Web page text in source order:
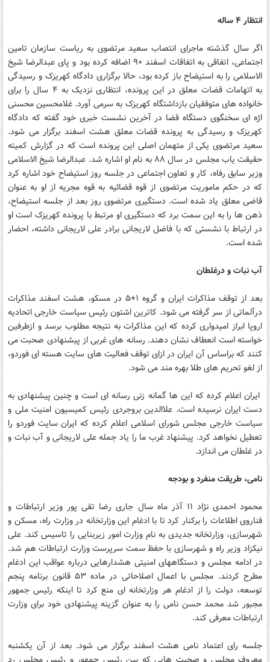
انتظار ۴ ساله
اگر سال گذشته ماجرای انتصاب سعید مرتضوی به ریاست سازمان تامین
اجتماعی، اتفاقی به اتفاقات اسفند ۹۰ اضافه کرده بود و پای عبدالرضا شیخ
الاسلامی را به استیضاح باز کرده بود، حالا برگزاری دادگاه کهریزک و رسیدگی
به اتهامات قضات معلق در این پرونده، انتظاری نزدیک به ۴ سال را برای
خانواده های متوفقیان بازداشتگاه کهریزک به سرمی آورد. غلامحسین محسنی
اژه ای سخنگوی دستگاه قضا در آخرین نشست خبری خود گفته که دادگاه
کهریزک و رسیدگی به پرونده قضات معلق هشت اسفند برگزار می شود.
سعید مرتضوی یکی از متهمان اصلی این پرونده است که در گزارش کمیته
حقیقت یاب مجلس در سال ۸۸ به نام او اشاره شد. عبدالرضا شیخ الاسلامی
وزیر سابق رفاه، کار و تعاون اجتماعی در جلسه روز استیضاح خود اشاره کرد
که در حکم ماموریت مرتضوی از قوه قضائیه به قوه مجریه از او به عنوان
قاضی معلق یاد شده است. دستگیری مرتضوی روز بعد از جلسه استیضاح،
ذهن ها را به این سمت برد که دستگیری او مرتبط با پرونده کهریزک است او
در ارتباط با نشستی که با فاضل لاریجانی برادر علی لاریجانی داشته، احضار
شده است.
آب نبات و درغلطان
بعد از توقف مذاکرات ایران و گروه ۱+۵ در مسکو، هشت اسفند مذاکرات
درآلماتی از سر گرفته می شود. کاترین اشتون رئیس سیاست خارجی اتحادیه
اروپا ابراز امیدواری کرده که این مذاکرات به نتیجه مطلوب برسد و ازطرفین
خواسته است انعطاف نشان دهند. رسانه های غربی از پیشنهادی صحبت می
کنند که براساس آن ایران در ازای توقف فعالیت های سایت هسته ای فوردو،
از لغو تحریم های طلا بهره مند می شود.
ایران اعلام کرده که این ها گمانه زنی رسانه ای است و چنین پیشنهادی به
دست ایران نرسیده است. علاالدین بروجردی رئیس کمیسیون امنیت ملی و
سیاست خارجی مجلس شورای اسلامی اعلام کرده که ایران سایت فوردو را
تعطیل نخواهد کرد. پیشنهاد غرب ما را یاد جمله علی لاریجانی و آب نبات و
در غلطان می اندازد.
نامی، طریقت منفرد و بودجه
محمود احمدی نژاد ۱۱ آذر ماه سال جاری رضا تقی پور وزیر ارتباطات و
فناروی اطلاعات را برکنار کرد تا با ادغام این وزارتخانه در وزارت راه، مسکن و
شهرسازی، وزارتخانه جدیدی به نام وزارت امور زیربنایی را تاسیس کند. علی
نیکزاد وزیر راه و شهرسازی با حفظ سمت سرپرست وزارت ارتباطات هم شد.
در ادامه مجلس و دستگاههای امنیتی هشدارهایی درباره عواقب این ادغام
مطرح کردند. مجلس با اعمال اصلاحاتی در ماده ۵۳ قانون برنامه پنجم
توسعه، دولت را از ادغام هر وزارتخانه ای منع کرد تا اینکه رئیس جمهور
مجبور شد محمد حسن نامی را به عنوان گزینه پیشنهادی خود برای وزارت
ارتباطات معرفی کند.
جلسه رای اعتماد نامی هشت اسفند برگزار می شود. بعد از آن یکشنبه